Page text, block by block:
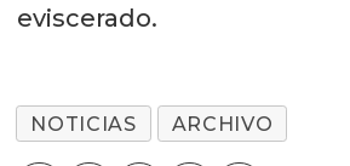
eviscerado.
NOTICIAS ARCHIVO